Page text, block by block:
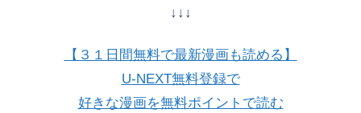
↓↓↓
【３１日間無料で最新漫画も読める】
U-NEXT無料登録で
好きな漫画を無料ポイントで読む